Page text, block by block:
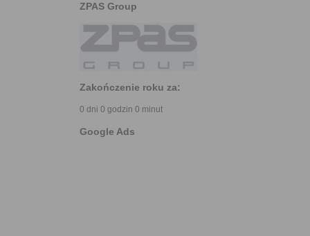
ZPAS Group
Zakończenie roku za:
0 dni 0 godzin 0 minut
Google Ads